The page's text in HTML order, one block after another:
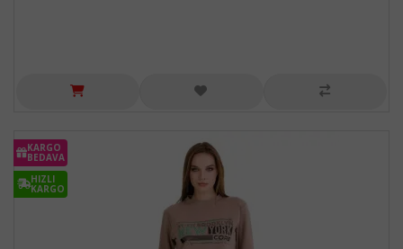
KARGO
BEDAVA
HIZLI
KARGO